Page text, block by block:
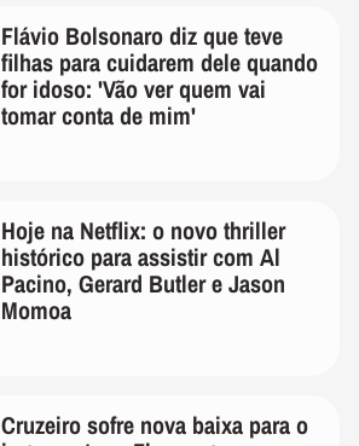
Flávio Bolsonaro diz que teve
filhas para cuidarem dele quando
for idoso: 'Vão ver quem vai
tomar conta de mim'
Hoje na Netflix: o novo thriller
histórico para assistir com Al
Pacino, Gerard Butler e Jason
Momoa
Cruzeiro sofre nova baixa para o